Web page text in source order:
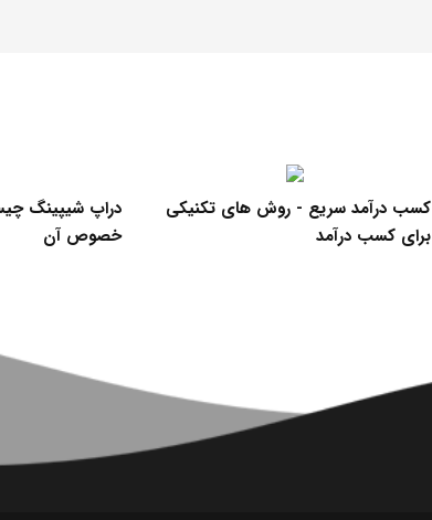
دراپ شیپینگ
خصوص آن
کسب درآمد سریع - روش های تکنیکی
برای کسب درآمد